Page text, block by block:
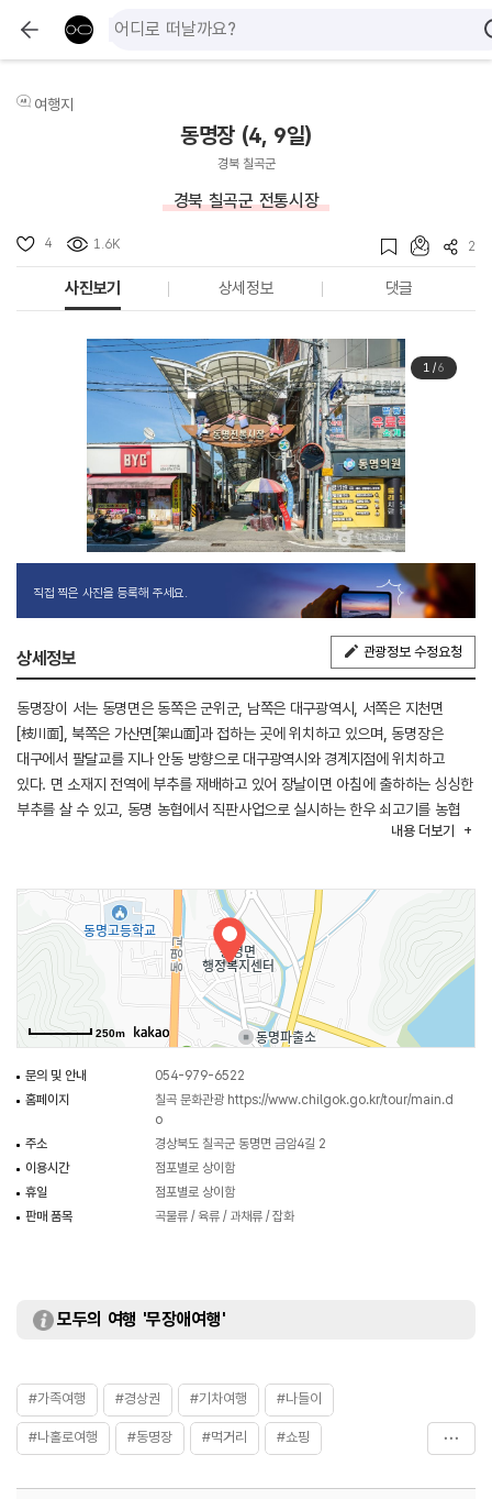
여행지
동명장 (4, 9일)
경북 칠곡군
경북 칠곡군 전통시장
4 1.6K 2
사진보기 상세정보 댓글
1/6
직접 찍은 사진을 등록해 주세요.
상세정보 관광정보 수정요청
동명장이 서는 동명면은 동쪽은 군위군, 남쪽은 대구광역시, 서쪽은 지천면
[枝川面], 북쪽은 가산면[架山面]과 접하는 곳에 위치하고 있으며, 동명장은
대구에서 팔달교를 지나 안동 방향으로 대구광역시와 경계지점에 위치하고
있다. 면 소재지 전역에 부추를 재배하고 있어 장날이면 아침에 출하하는 싱싱한
부추를 살 수 있고, 동명 농협에서 직판사업으로 실시하는 한우 쇠고기를 농협
내용 더보기
250m
문의 및 안내
054-979-6522
홈페이지
칠곡 문화관광 https://www.chilgok.go.kr/tour/main.d
o
주소
경상북도 칠곡군 동명면 금암4길 2
이용시간
점포별로 상이함
휴일
점포별로 상이함
판매 품목
곡물류 / 육류 / 과채류 / 잡화
모두의 여행 '무장애여행'
#가족여행 #경상권 #기차여행 #나들이
#나홀로여행 #동명장 #먹거리 #쇼핑